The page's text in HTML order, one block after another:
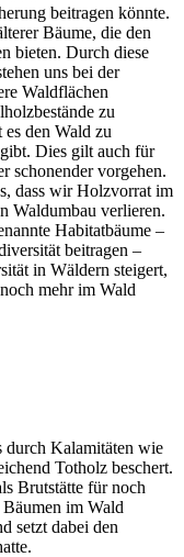
beitragen könnte.
Bäume, die den
bieten. Durch diese
uns bei der
Waldflächen
zu
den Wald zu
Dies gilt auch für
schonender vorgehen.
dass wir Holzvorrat im
Waldumbau verlieren.
Habitatbäume –
beitragen –
in Wäldern steigert,
mehr im Wald
durch Kalamitäten wie
Totholz beschert.
Brutstätte für noch
im Wald
setzt dabei den